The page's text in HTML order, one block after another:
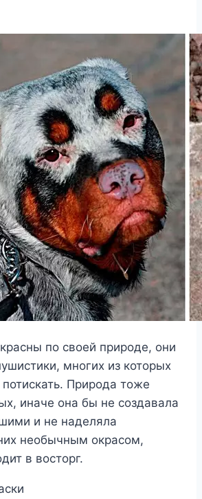
по своей природе, они
многих из которых
потискать. Природа тоже
иначе она бы не создавала
и не наделяла
необычным окрасом,
в восторг.